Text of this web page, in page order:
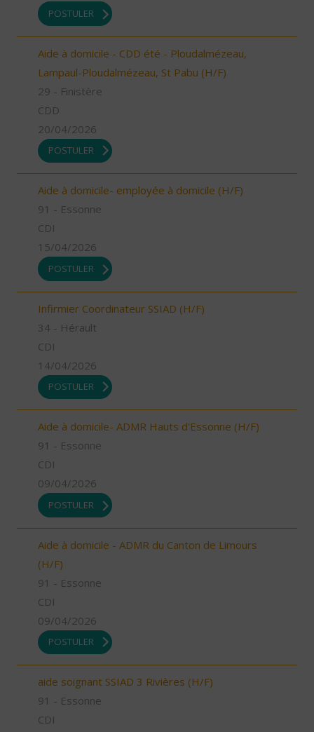
POSTULER
Aide à domicile - CDD été - Ploudalmézeau,
Lampaul-Ploudalmézeau, St Pabu (H/F)
29 - Finistère
CDD
20/04/2026
POSTULER
Aide à domicile- employée à domicile (H/F)
91 - Essonne
CDI
15/04/2026
POSTULER
Infirmier Coordinateur SSIAD (H/F)
34 - Hérault
CDI
14/04/2026
POSTULER
Aide à domicile- ADMR Hauts d'Essonne (H/F)
91 - Essonne
CDI
09/04/2026
POSTULER
Aide à domicile - ADMR du Canton de Limours
(H/F)
91 - Essonne
CDI
09/04/2026
POSTULER
aide soignant SSIAD 3 Rivières (H/F)
91 - Essonne
CDI